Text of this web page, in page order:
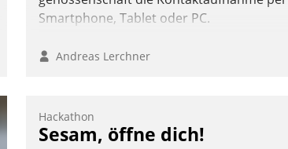
Smartphone, Tablet oder PC.
Andreas Lerchner
Hackathon
Sesam, öffne dich!